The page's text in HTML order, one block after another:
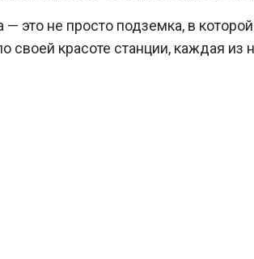
это не просто подземка, в
своей красоте станции, каждая